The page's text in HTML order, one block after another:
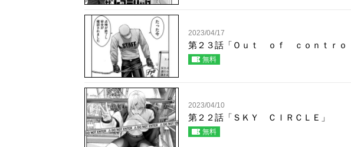
2023/04/17
第２３話「Ｏｕｔ ｏｆ ｃｏｎｔｒｏ
無料
2023/04/10
第２２話「ＳＫＹ ＣＩＲＣＬＥ」
無料